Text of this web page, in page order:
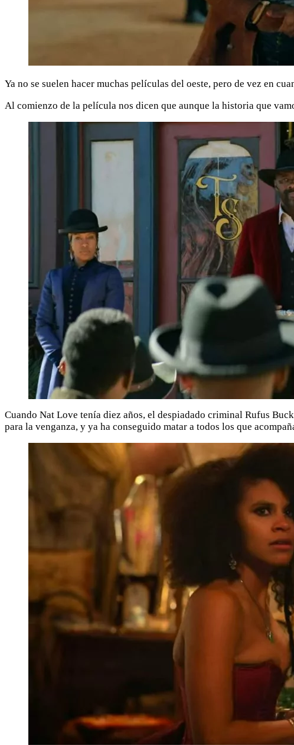
Ya no se suelen hacer muchas películas del oeste, pero de vez en
Al comienzo de la película nos dicen que aunque la historia que
Cuando Nat Love tenía diez años, el despiadado criminal Rufus
para la venganza, y ya ha conseguido matar a todos los que